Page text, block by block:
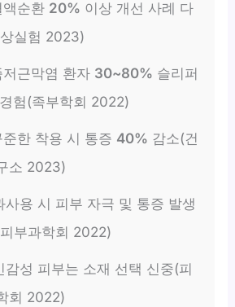
액순환 20% 이상 개선 사례 다
실험 2023)
저근막염 환자 30~80% 슬리퍼
험(족부학회 2022)
준한 착용 시 통증 40% 감소(건
소 2023)
사용 시 피부 자극 및 통증 발생
부과학회 2022)
감성 피부는 소재 선택 신중(피
회 2022)